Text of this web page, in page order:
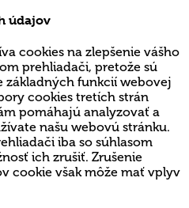
údajov
cookies na zlepšenie vášho
prehliadači, pretože sú
funkcií webovej
cookies tretích strán
pomáhajú analyzovať a
našu webovú stránku.
iba so súhlasom
ich zrušiť. Zrušenie
cookie však môže mať vplyv